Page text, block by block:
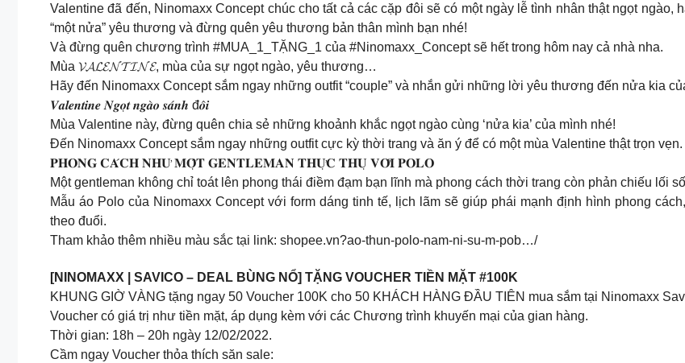
Valentine đã đến, Ninomaxx Concept chúc cho tất cả các cặp đôi sẽ có một ngày lễ tình nhân thật ngọt
“một nửa” yêu thương và đừng quên yêu thương bản thân mình bạn nhé!
Và đừng quên chương trình #MUA_1_TẶNG_1 của #Ninomaxx_Concept sẽ hết trong hôm nay cả nhà nha.
Mùa 𝓥𝓐𝓛𝓔𝓝𝓣𝓘𝓝𝓔, mùa của sự ngọt ngào, yêu thương…
Hãy đến Ninomaxx Concept sắm ngay những outfit “couple” và nhắn gửi những lời yêu thương đến nửa kia
𝑽𝒂𝒍𝒆𝒏𝒕𝒊𝒏𝒆 𝑵𝒈𝒐̣𝒕 𝒏𝒈𝒂̀𝒐 𝒔𝒂́𝒏𝒉 đ𝒐̂𝒊
Mùa Valentine này, đừng quên chia sẻ những khoảnh khắc ngọt ngào cùng ‘nửa kia’ của mình nhé!
Đến Ninomaxx Concept sắm ngay những outfit cực kỳ thời trang và ăn ý để có một mùa Valentine thật trọn vẹn.
𝐏𝐇𝐎𝐍𝐆 𝐂𝐀́𝐂𝐇 𝐍𝐇𝐔̛ 𝐌𝐎̣̂𝐓 𝐆𝐄𝐍𝐓𝐋𝐄𝐌𝐀𝐍 𝐓𝐇𝐔̛̣𝐂 𝐓𝐇𝐔̣ 𝐕𝐎̛́𝐈 𝐏𝐎𝐋𝐎
Một gentleman không chỉ toát lên phong thái điềm đạm bạn lĩnh mà phong cách thời trang còn phản chiếu lối
Mẫu áo Polo của Ninomaxx Concept với form dáng tinh tế, lịch lãm sẽ giúp phái mạnh định hình phong
theo đuổi.
Tham khảo thêm nhiều màu sắc tại link: shopee.vn?ao-thun-polo-nam-ni-su-m-pob…/
[NINOMAXX | SAVICO – DEAL BÙNG NỔ] TẶNG VOUCHER TIỀN MẶT #100K
KHUNG GIỜ VÀNG tặng ngay 50 Voucher 100K cho 50 KHÁCH HÀNG ĐẦU TIÊN mua sắm tại Ninomaxx
Voucher có giá trị như tiền mặt, áp dụng kèm với các Chương trình khuyến mại của gian hàng.
Thời gian: 18h – 20h ngày 12/02/2022.
Cầm ngay Voucher thỏa thích săn sale: